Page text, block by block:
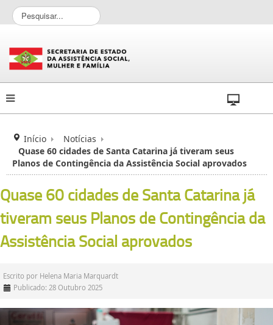
P
e
q
u
i
s
a
Início
Notícias
Quase 60 cidades de Santa Catarina já tiveram seus
Planos de Contingência da Assistência Social aprovados
Quase 60 cidades de Santa Catarina já
tiveram seus Planos de Contingência da
Assistência Social aprovados
Escrito por Helena Maria Marquardt
Publicado: 28 Outubro 2025